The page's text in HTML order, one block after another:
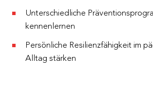
Unterschiedliche
kennenlernen
Persönliche Resilienzfähigkeit im
Alltag stärken